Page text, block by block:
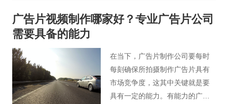
工作内容。
广告片视频制作哪家好？专业广告片公司
需要具备的能力
在当下，广告片制作公司要每时
每刻确保所拍摄制作广告片具有
市场竞争度，这其中关键就是要
具有一定的能力。有能力的广告